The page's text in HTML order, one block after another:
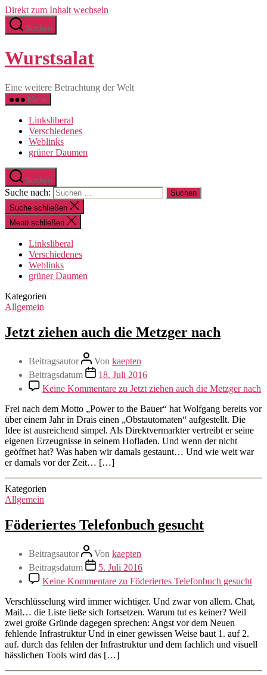
Direkt zum Inhalt wechseln
Suchen
Wurstsalat
Eine weitere Betrachtung der Welt
Menü
Linksliberal
Verschiedenes
Weblinks
grüner Daumen
Suchen
Suche nach:
Suche schließen
Menü schließen
Linksliberal
Verschiedenes
Weblinks
grüner Daumen
Kategorien
Allgemein
Jetzt ziehen auch die Metzger nach
Beitragsautor Von kaepten
Beitragsdatum
18. Juli 2016
Keine Kommentare zu Jetzt ziehen auch die Metzger nach
Frei nach dem Motto „Power to the Bauer“ hat Wolfgang bereits vor
über einem Jahr in Drais einen „Obstautomaten“ aufgestellt. Die
Idee ist ausreichend simpel. Als Direktvermarkter vertreibt er seine
eigenen Erzeugnisse in seinem Hofladen. Und wenn der nicht
geöffnet hat? Was haben wir damals gestaunt… Und wie weit war
er damals vor der Zeit… […]
Kategorien
Allgemein
Föderiertes Telefonbuch gesucht
Beitragsautor Von kaepten
Beitragsdatum
5. Juli 2016
Keine Kommentare zu Föderiertes Telefonbuch gesucht
Verschlüsselung wird immer wichtiger. Und zwar von allem. Chat,
Mail… die Liste ließe sich fortsetzen. Warum tut es keiner? Weil
zwei große Gründe dagegen sprechen: Angst vor dem Neuen
fehlende Infrastruktur Und in einer gewissen Weise baut 1. auf 2.
auf. durch das fehlen der Infrastruktur und dem fachlich und visuell
hässlichen Tools wird das […]